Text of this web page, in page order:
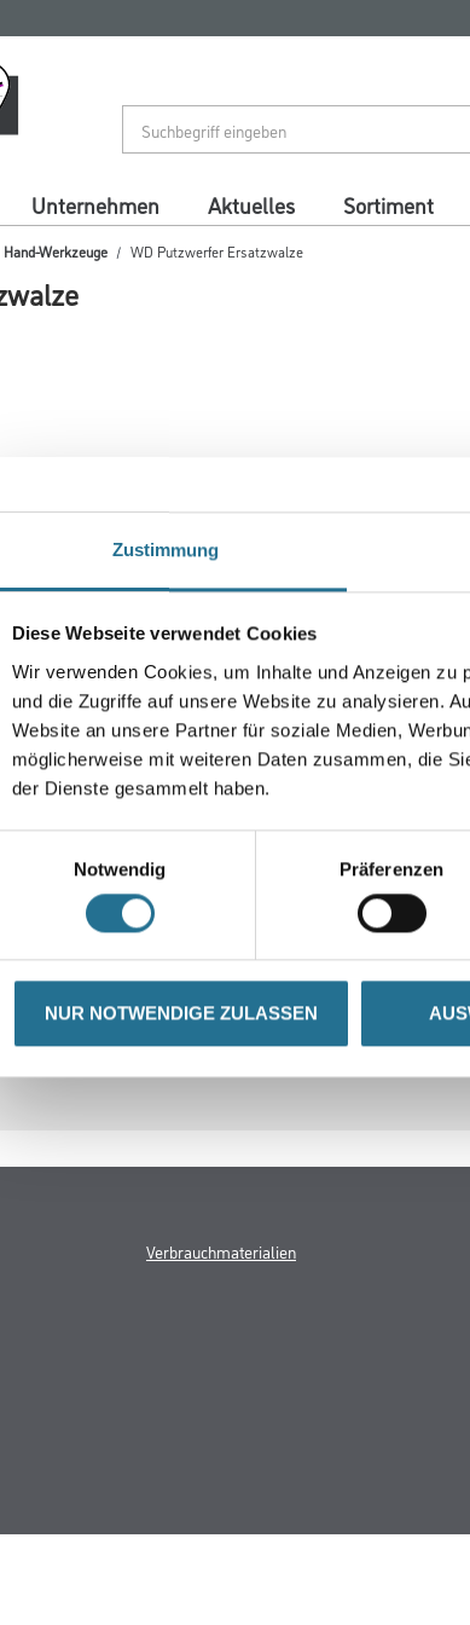
Zustimmung
Diese Webseite verwendet Cookies
Wir verwenden Cookies, um Inhalte und Anzeigen
und die Zugriffe auf unsere Website zu analysieren.
Website an unsere Partner für soziale Medien,
möglicherweise mit weiteren Daten zusammen, die
der Dienste gesammelt haben.
Notwendig
Präferenzen
NUR NOTWENDIGE ZULASSEN
Unternehmen Aktuelles Sortiment
Hand-Werkzeuge WD Putzwerfer Ersatzwalze
TAB:
Verbrauchmaterialien